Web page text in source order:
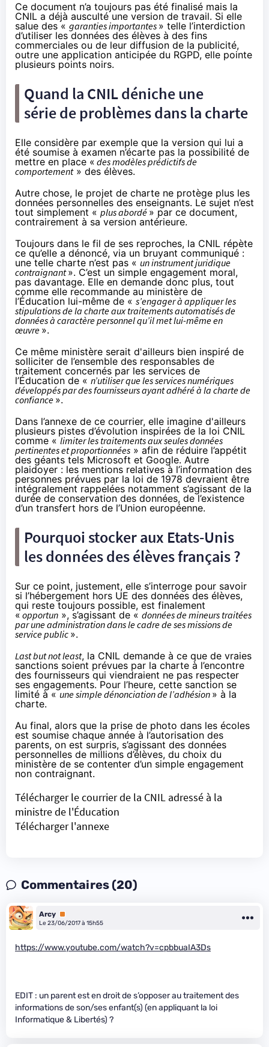
Ce document n’a toujours pas été finalisé mais la
CNIL a déjà ausculté une version de travail. Si elle
salue des « garanties importantes » telle l’interdiction
d’utiliser les données des élèves à des fins
commerciales ou de leur diffusion de la publicité,
outre une application anticipée du RGPD, elle pointe
plusieurs points noirs.
Quand la CNIL déniche une
série de problèmes dans la charte
Elle considère par exemple que la version qui lui a
été soumise à examen n’écarte pas la possibilité de
mettre en place « des modèles prédictifs de
comportement» des élèves.
Autre chose, le projet de charte ne protège plus les
données personnelles des enseignants. Le sujet n’est
tout simplement « plus abordé » par ce document,
contrairement à sa version antérieure.
Toujours dans le fil de ses reproches, la CNIL répète
ce qu’elle a dénoncé, via un bruyant communiqué :
une telle charte n’est pas « un instrument juridique
contraignant». C’est un simple engagement moral,
pas davantage. Elle en demande donc plus, tout
comme elle recommande au ministère de
l’Éducation lui-même de « s’engager à appliquer les
stipulations de la charte aux traitements automatisés de
données à caractère personnel qu’il met lui-même en
œuvre ».
Ce même ministère serait d'ailleurs bien inspiré de
solliciter de l’ensemble des responsables de
traitement concernés par les services de
l’Éducation de « n’utiliser que les services numériques
développés par des fournisseurs ayant adhéré à la charte de
confiance ».
Dans l’annexe de ce courrier, elle imagine d'ailleurs
plusieurs pistes d’évolution inspirées de la loi CNIL
comme «limiter les traitements aux seules données
pertinentes et proportionnées » afin de réduire l’appétit
des géants tels Microsoft et Google. Autre
plaidoyer : les mentions relatives à l’information des
personnes prévues par la loi de 1978 devraient être
intégralement rappelées notamment s’agissant de la
durée de conservation des données, de l’existence
d’un transfert hors de l’Union européenne.
Pourquoi stocker aux Etats-Unis
les données des élèves français ?
Sur ce point, justement, elle s’interroge pour savoir
si l’hébergement hors UE des données des élèves,
qui reste toujours possible, est finalement
«opportun », s’agissant de « données de mineurs traitées
par une administration dans le cadre de ses missions de
service public ».
Last but not least, la CNIL demande à ce que de vraies
sanctions soient prévues par la charte à l’encontre
des fournisseurs qui viendraient ne pas respecter
ses engagements. Pour l’heure, cette sanction se
limité à «une simple dénonciation de l’adhésion » à la
charte.
Au final, alors que la prise de photo dans les écoles
est soumise chaque année à l’autorisation des
parents, on est surpris, s’agissant des données
personnelles de millions d’élèves, du choix du
ministère de se contenter d’un simple engagement
non contraignant.
Télécharger le courrier de la CNIL adressé à la
ministre de l'Éducation
Télécharger l'annexe
Commentaires (20)
Arcy Premium
Le 23/06/2017 à 15h55
https://www.youtube.com/watch?v=cpbbuaIA3Ds
EDIT : un parent est en droit de s’opposer au traitement des
informations de son/ses enfant(s) (en appliquant la loi
Informatique & Libertés) ?